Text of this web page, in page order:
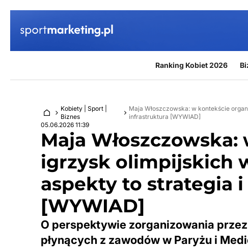
Ranking Kobiet 2026
Kobiety | Sport |
Biznes
Maja Włoszczowska: w kontekście
infrastruktura [WYWIAD]
05.06.2026 11:39
Maja
igrzysk olimpijskich
aspekty to strategia
[WYWIAD]
O perspektywie zorganizowania
płynących z zawodów w Paryżu i